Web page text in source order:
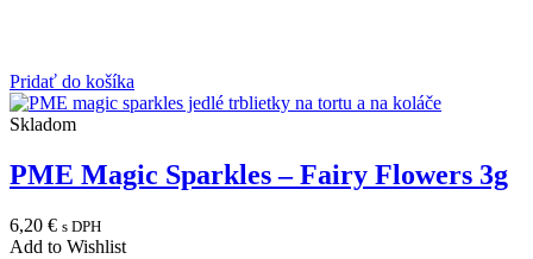
Pridať do košíka
Skladom
PME Magic Sparkles – Fairy Flowers 3g
6,20 € s DPH
Add to Wishlist